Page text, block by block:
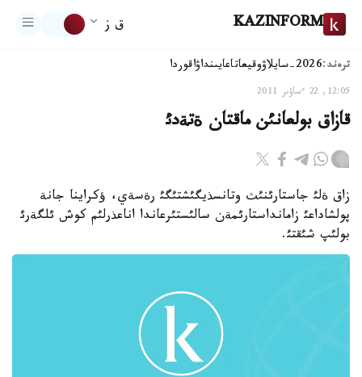
KAZINFORM ق ز
ترەند:2026-سايلاۋ وقيعاتاعايىنداۋاقوردا
12:05, 22 ءساۋىر 2011
قازاق بولعانئن ماقتان ةتةدئ
زاق ةلئ جاستارئنئث وتانسذيگئشتئگئ رةسةي، ؤكراينا جانة
پولشاداعئ زامانداستارئمةن سالئستئرعاندا اناعذرلئم كوش ئلگةرئ
بولئپ شئقتئ.